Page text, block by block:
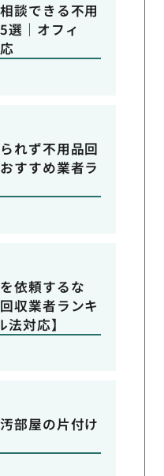
談できる不用
選｜オフィ
れず不用品回
すすめ業者ラ
依頼するな
収業者ランキ
対応】
部屋の片付け